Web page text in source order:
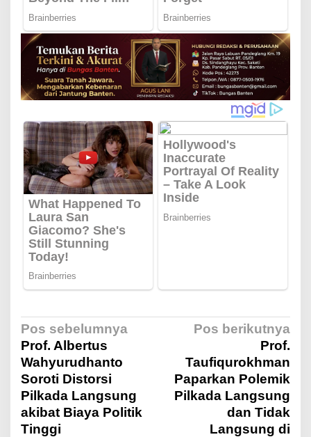
N
a
v
Pos sebelumnya
Prof. Albertus
Wahyurudhanto
Soroti Distorsi
Pilkada Langsung
akibat Biaya Politik
Tinggi
Pos berikutnya
Prof.
Taufiqurokhman
Paparkan Polemik
Pilkada Langsung
dan Tidak
Langsung di